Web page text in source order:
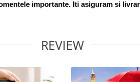
importante. Iti asiguram si
REVIEW